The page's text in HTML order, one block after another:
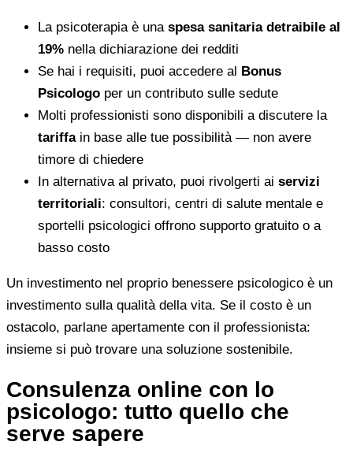
La psicoterapia è una spesa sanitaria detraibile al
19% nella dichiarazione dei redditi
Se hai i requisiti, puoi accedere al Bonus
Psicologo per un contributo sulle sedute
Molti professionisti sono disponibili a discutere la
tariffain base alle tue possibilità — non avere
timore di chiedere
In alternativa al privato, puoi rivolgerti ai servizi
territoriali: consultori, centri di salute mentale e
sportelli psicologici offrono supporto gratuito o a
basso costo
Un investimento nel proprio benessere psicologico è un
investimento sulla qualità della vita. Se il costo è un
ostacolo, parlane apertamente con il professionista:
insieme si può trovare una soluzione sostenibile.
Consulenza online con lo
psicologo: tutto quello che
serve sapere